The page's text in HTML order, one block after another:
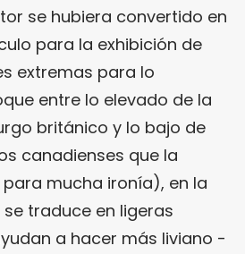
se hubiera convertido en
para la exhibición de
extremas para lo
entre lo elevado de la
británico y lo bajo de
canadienses que la
mucha ironía), en la
se traduce en ligeras
a hacer más liviano -